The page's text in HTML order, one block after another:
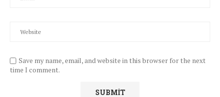
Save my name, email, and website in this browser for the next
time I comment.